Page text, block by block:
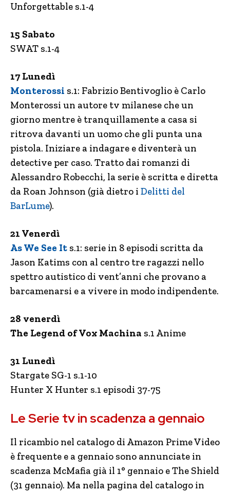
Unforgettable s.1-4
15 Sabato
SWAT s.1-4
17 Lunedì
Monterossi s.1: Fabrizio Bentivoglio è Carlo
Monterossi un autore tv milanese che un
giorno mentre è tranquillamente a casa si
ritrova davanti un uomo che gli punta una
pistola. Iniziare a indagare e diventerà un
detective per caso. Tratto dai romanzi di
Alessandro Robecchi, la serie è scritta e diretta
da Roan Johnson (già dietro i Delitti del
BarLume).
21 Venerdì
As We See It s.1: serie in 8 episodi scritta da
Jason Katims con al centro tre ragazzi nello
spettro autistico di vent’anni che provano a
barcamenarsi e a vivere in modo indipendente.
28 venerdì
The Legend of Vox Machina s.1 Anime
31 Lunedì
Stargate SG-1 s.1-10
Hunter X Hunter s.1 episodi 37-75
Le Serie tv in scadenza a gennaio
Il ricambio nel catalogo di Amazon Prime Video
è frequente e a gennaio sono annunciate in
scadenza McMafia già il 1° gennaio e The Shield
(31 gennaio). Ma nella pagina del catalogo in